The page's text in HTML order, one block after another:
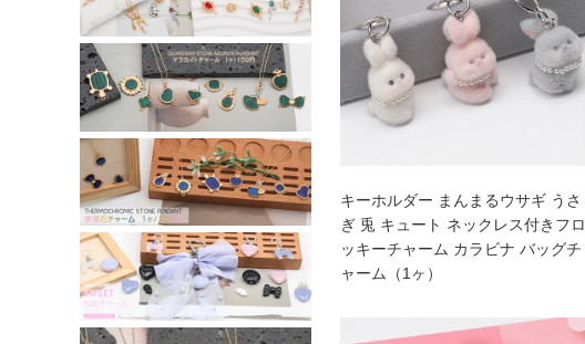
キーホルダー まんまるウサギ うさ
ぎ 兎 キュート ネックレス付きフロ
ッキーチャーム カラビナ バッグチ
ャーム（1ヶ）